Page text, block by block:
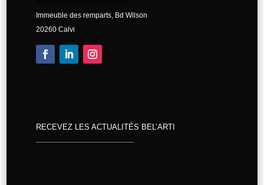
Immeuble des remparts, Bd Wilson
20260 Calvi
RECEVEZ LES ACTUALITÉS BEL’ARTI